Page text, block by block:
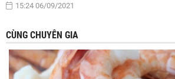
15:24 06/09/2021
CÙNG CHUYÊN GIA